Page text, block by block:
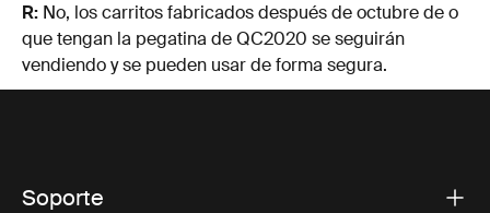
R: No, los carritos fabricados después de octubre de o
que tengan la pegatina de QC2020 se seguirán
vendiendo y se pueden usar de forma segura.
Soporte